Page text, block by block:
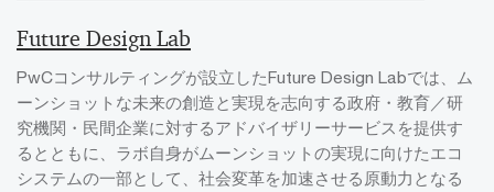
Future Design Lab
PwCコンサルティングが設立したFuture Design Labでは、ム
ーンショットな未来の創造と実現を志向する政府・教育／研
究機関・民間企業に対するアドバイザリーサービスを提供す
るとともに、ラボ自身がムーンショットの実現に向けたエコ
システムの一部として、社会変革を加速させる原動力となる